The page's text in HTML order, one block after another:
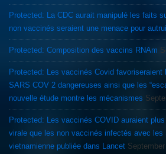
Protected: La CDC aurait manipulé les faits
non vaccinés seraient une menace pour autrui
Protected: Composition des vaccins RNAm
Protected: Les vaccinés Covid favoriseraient l’évolution des mutations
SARS COV 2 dangereuses ainsi que les
nouvelle étude montre les mécanismes
Protected: Les vaccinés COVID auraient
virale que les non vaccinés infectés avec les
vietnamienne publiée dans Lancet